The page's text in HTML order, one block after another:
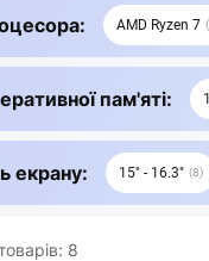
AMD Ryzen 7
пам'яті:
екрану: 15" - 16.3" 8
8